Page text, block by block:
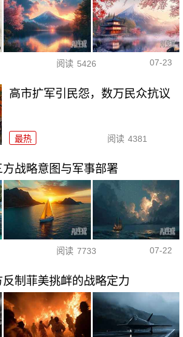
阅读 5426 07-23
高市扩军引民怨，数万民众抗议
最热 阅读 4381
战略意图与军事部署
阅读 7733 07-22
制菲美挑衅的战略定力